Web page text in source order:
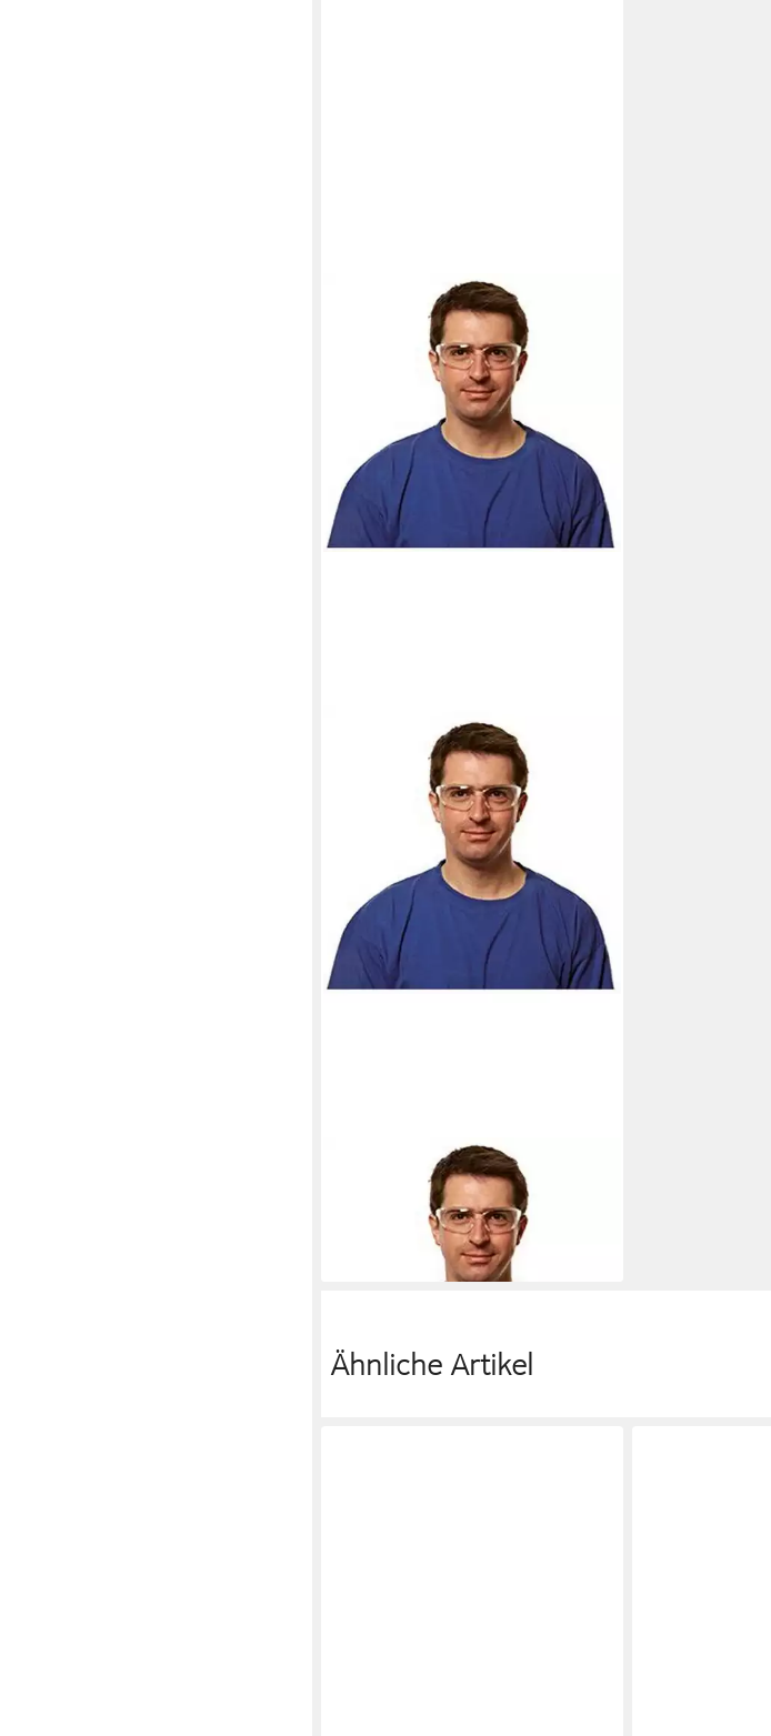
Nitril-Handschuhe Schutzbrille Virtua
VIRCC1 transparent
lieferbar - in 5-6 Werktagen bei dir
Ähnliche Artikel